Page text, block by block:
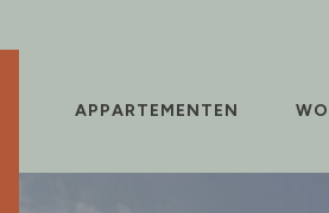
APPARTEMENTEN